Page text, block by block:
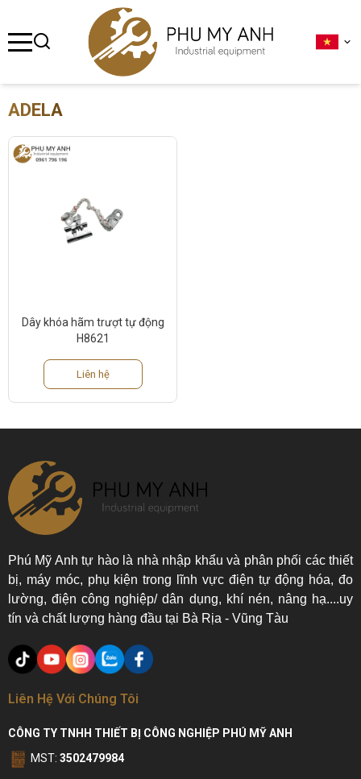
ADELA
Dây khóa hãm trượt tự động
H8621
Liên hệ
Phú Mỹ Anh tự hào là nhà nhập khẩu và phân phối các thiết
bị, máy móc, phụ kiện trong lĩnh vực điện tự động hóa, đo
lường, điện công nghiệp/ dân dụng, khí nén, nâng hạ....uy
tín và chất lượng hàng đầu tại Bà Rịa - Vũng Tàu
Liên Hệ Với Chúng Tôi
CÔNG TY TNHH THIẾT BỊ CÔNG NGHIỆP PHÚ MỸ ANH
MST: 3502479984